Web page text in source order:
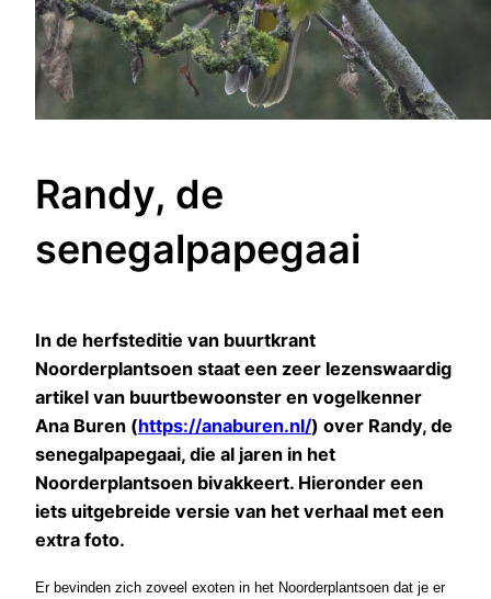
Randy, de
senegalpapegaai
In de herfsteditie van buurtkrant
Noorderplantsoen staat een zeer lezenswaardig
artikel van buurtbewoonster en vogelkenner
Ana Buren (https://anaburen.nl/) over Randy, de
senegalpapegaai, die al jaren in het
Noorderplantsoen bivakkeert. Hieronder een
iets uitgebreide versie van het verhaal met een
extra foto.
Er bevinden zich zoveel exoten in het Noorderplantsoen dat je er